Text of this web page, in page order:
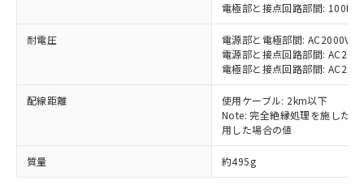
電極部と接点回路部間:
耐電圧
電源部と電極部間: AC2000V
電源部と接点回路部間:
電極部と接点回路部間:
配線距離
使用ケーブル: 2km以下
Note: 完全絶縁処理を施した
用した場合の値
質量 約495g
覧された時点での実際の在庫および標
準価格とは異なる場合があることをご
正式な納期状況および標準価格はお客
様のお取引先、またはお客様担当のオ
ムロン制御機器販売店・当社販売員に
オムロン制御機器販売店や当社販売拠
販売ネットワーク
」をご確認
在庫状況および標準価格結果を当社の
六価クロム(Cr(Ⅵ)) 1000ppm以下、ポリ臭化ビフェニル
類(PBB) 1000ppm以下、ポリ臭化ジフェニルエーテル類
(PBDE) 1000ppm以下、フタル酸ビス(2-エチルヘキシ
ル) (DEHP)(別名：DOP) 1000ppm以下、フタル酸ブチ
ルベンジル（BBP） 1000ppm以下、フタル酸ジブチル
（DBP） 1000ppm以下、フタル酸ジイソブチル
但し、RoHS指令で産業用監視および制御機器に対する
フタル酸エステル類の４物質については閾値を超える意
図的な使用がないことを確認しています。
Pb(鉛) :1000ppm、 Hg(水銀) : 1000ppm、 Cd(カドミウ
ニル類) : 1000ppm、 PBDEs(ポリ臭化ジフェニルエーテ
DBP(フタル酸ジブチル) : 1000ppm、 DIBP(フタル酸ジ
DEHP(フタル酸ビス(2-エチルヘキシル)) : 1000ppm
可)を取得するなどの必要な手続きを
当社は規制貨物を破棄する場合は、完
全に破砕するなど、違法に輸出されな
いよう必要な手段を講じます。
当社は貴社製品を、核兵器、ミサイ
ル、化学兵器、生物兵器またはその他
武器並びにこれらの製造装置等に一切
当社は、貴社製品を第三者に販売する
一定数以上の在庫あり
一定数には満たないが在庫あり
在庫なし(最新の在庫状況につ
いては、お客様のお取引先、ま
たはお客様担当のオムロン制御
機器販売店・当社販売員にご確